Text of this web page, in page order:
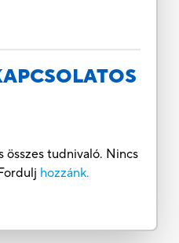
összes tudnivaló. Nincs
hozzánk.